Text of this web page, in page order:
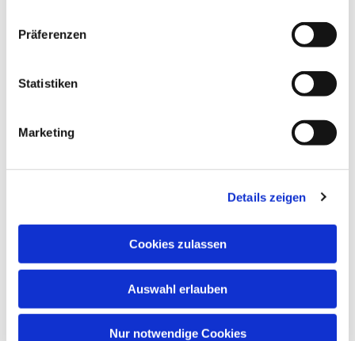
Präferenzen
Statistiken
Marketing
Details zeigen
Cookies zulassen
Auswahl erlauben
Nur notwendige Cookies
~Wenn ich nicht gerade in der Konfi-Arbeit aktiv
bin, sitze ich im Westernsattel – und das ziemlich
erfolgreich!
Dies könnte Sie auch
interessieren